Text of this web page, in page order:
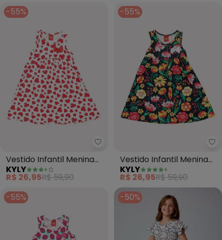
-55%
Kyly - Vestido Infantil Menina
Vestido Infantil Menina
Coração (Branco)
KYLY
R$ 26,95R$ 59,90
-55%
Vestido Infantil Menina
Estampado (Off White)
KYLY
R$ 26,95R$ 59,90
-55%
-50%